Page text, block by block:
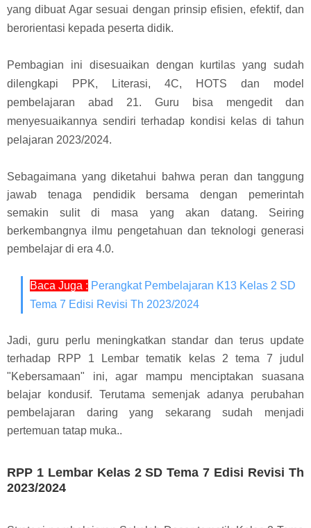
yang dibuat Agar sesuai dengan prinsip efisien, efektif, dan
berorientasi kepada peserta didik.
Pembagian ini disesuaikan dengan kurtilas yang sudah
dilengkapi PPK, Literasi, 4C, HOTS dan model
pembelajaran abad 21. Guru bisa mengedit dan
menyesuaikannya sendiri terhadap kondisi kelas di tahun
pelajaran 2023/2024.
Sebagaimana yang diketahui bahwa peran dan tanggung
jawab tenaga pendidik bersama dengan pemerintah
semakin sulit di masa yang akan datang. Seiring
berkembangnya ilmu pengetahuan dan teknologi generasi
pembelajar di era 4.0.
Baca Juga : Perangkat Pembelajaran K13 Kelas 2 SD
Tema 7 Edisi Revisi Th 2023/2024
Jadi, guru perlu meningkatkan standar dan terus update
terhadap RPP 1 Lembar tematik kelas 2 tema 7 judul
"Kebersamaan" ini, agar mampu menciptakan suasana
belajar kondusif. Terutama semenjak adanya perubahan
pembelajaran daring yang sekarang sudah menjadi
pertemuan tatap muka..
RPP 1 Lembar Kelas 2 SD Tema 7 Edisi Revisi Th
2023/2024